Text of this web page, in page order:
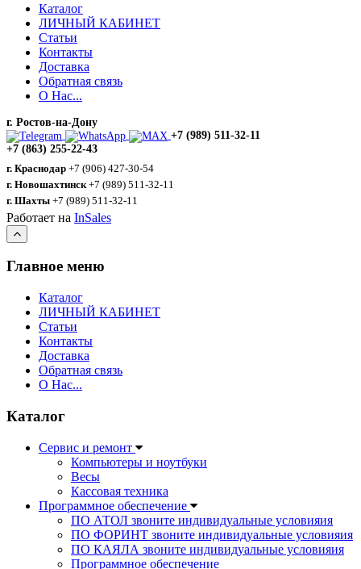
Каталог
ЛИЧНЫЙ КАБИНЕТ
Статьи
Контакты
Доставка
Обратная связь
О Нас...
г. Ростов-на-Дону
+7 (989) 511-32-11
+7 (863) 255-22-43
г. Краснодар +7 (906) 427-30-54
г. Новошахтинск +7 (989) 511-32-11
г. Шахты +7 (989) 511-32-11
Работает на InSales
Главное меню
Каталог
ЛИЧНЫЙ КАБИНЕТ
Статьи
Контакты
Доставка
Обратная связь
О Нас...
Каталог
Сервис и ремонт
Компьютеры и ноутбуки
Весы
Кассовая техника
Программное обеспечение
ПО АТОЛ звоните индивидуальные условияия
ПО ФОРИНТ звоните индивидуальные условияия
ПО КАЯЛА звоните индивидуальные условияия
Программное обеспечение